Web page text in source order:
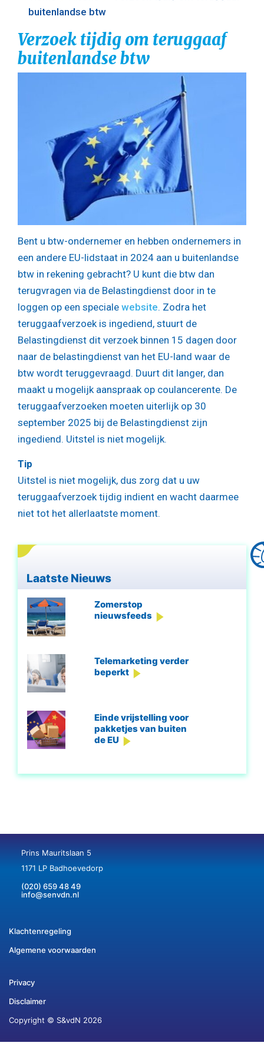
buitenlandse btw
Verzoek tijdig om teruggaaf
buitenlandse btw
Bent u btw-ondernemer en hebben ondernemers in
een andere EU-lidstaat in 2024 aan u buitenlandse
btw in rekening gebracht? U kunt die btw dan
terugvragen via de Belastingdienst door in te
loggen op een speciale website. Zodra het
teruggaafverzoek is ingediend, stuurt de
Belastingdienst dit verzoek binnen 15 dagen door
naar de belastingdienst van het EU-land waar de
btw wordt teruggevraagd. Duurt dit langer, dan
maakt u mogelijk aanspraak op coulancerente. De
teruggaafverzoeken moeten uiterlijk op 30
september 2025 bij de Belastingdienst zijn
ingediend. Uitstel is niet mogelijk.
Tip
Uitstel is niet mogelijk, dus zorg dat u uw
teruggaafverzoek tijdig indient en wacht daarmee
niet tot het allerlaatste moment.
Laatste Nieuws
Zomerstop
nieuwsfeeds
Telemarketing verder
beperkt
Einde vrijstelling voor
pakketjes van buiten
de EU
Prins Mauritslaan 5
1171 LP Badhoevedorp
(020) 659 48 49
info@senvdn.nl
Klachtenregeling
Algemene voorwaarden
Privacy
Disclaimer
Copyright © S&vdN 2026